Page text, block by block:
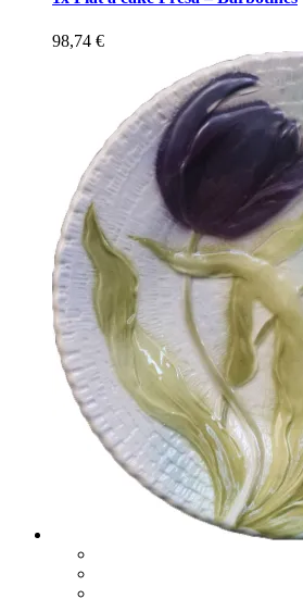
98,74 €